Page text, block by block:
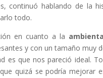
continuó hablando de la
todo.
en cuanto a la
y con un tamaño muy
es que nos pareció ideal.
quizá se podría mejorar